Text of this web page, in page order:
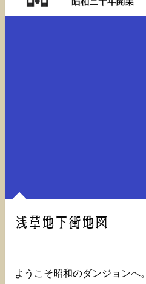
浅草地下街地図
ようこそ昭和のダンジョンへ。